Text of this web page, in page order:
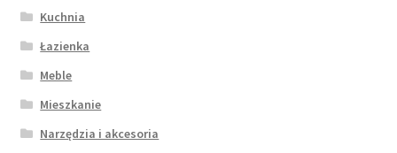
Kuchnia
Łazienka
Meble
Mieszkanie
Narzędzia i akcesoria